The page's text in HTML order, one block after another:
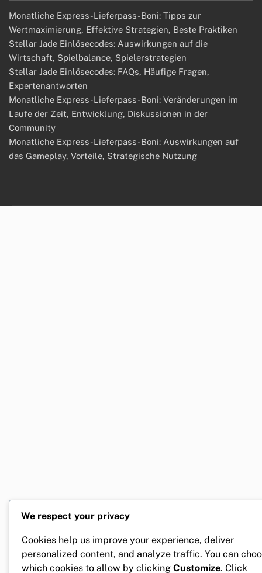
Monatliche Express-Lieferpass-Boni: Tipps zur
Wertmaximierung, Effektive Strategien, Beste Praktiken
Stellar Jade Einlösecodes: Auswirkungen auf die
Wirtschaft, Spielbalance, Spielerstrategien
Stellar Jade Einlösecodes: FAQs, Häufige Fragen,
Expertenantworten
Monatliche Express-Lieferpass-Boni: Veränderungen im
Laufe der Zeit, Entwicklung, Diskussionen in der
Community
Monatliche Express-Lieferpass-Boni: Auswirkungen auf
das Gameplay, Vorteile, Strategische Nutzung
We respect your privacy
Cookies help us improve your experience, deliver
personalized content, and analyze traffic. You can
which cookies to allow by clicking Customize. Click